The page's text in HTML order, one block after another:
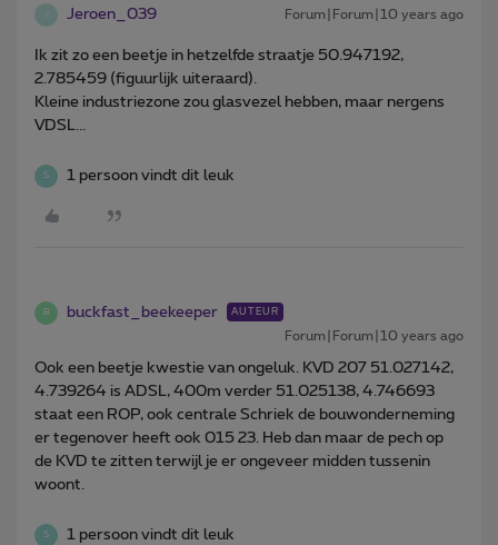
J Jeroen_039 Forum|Forum|10 years ago
Ik zit zo een beetje in hetzelfde straatje 50.947192,
2.785459 (figuurlijk uiteraard).
Kleine industriezone zou glasvezel hebben, maar nergens
VDSL...
S 1 persoon vindt dit leuk
B buckfast_beekeeper AUTEUR
Forum|Forum|10 years ago
Ook een beetje kwestie van ongeluk. KVD 207 51.027142,
4.739264 is ADSL, 400m verder 51.025138, 4.746693
staat een ROP, ook centrale Schriek de bouwonderneming
er tegenover heeft ook 015 23. Heb dan maar de pech op
de KVD te zitten terwijl je er ongeveer midden tussenin
woont.
S 1 persoon vindt dit leuk